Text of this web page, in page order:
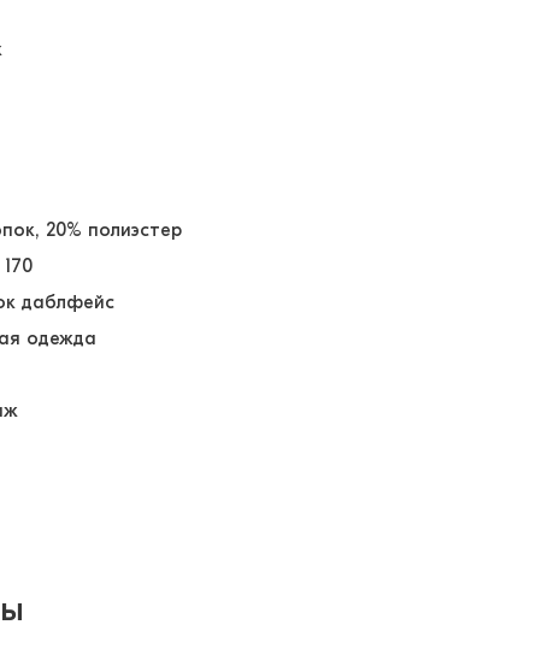
20% полиэстер
170
даблфейс
одежда